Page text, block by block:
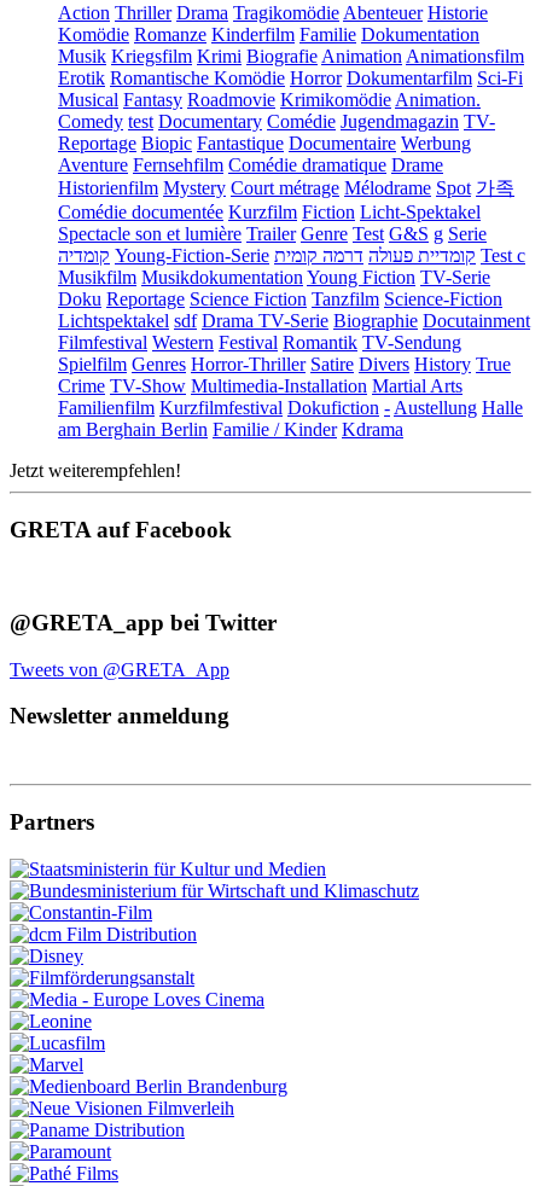
Action Thriller Drama Tragikomödie Abenteuer Historie
Komödie Romanze Kinderfilm Familie Dokumentation
Musik Kriegsfilm Krimi Biografie Animation Animationsfilm
Erotik Romantische Komödie Horror Dokumentarfilm Sci-Fi
Musical Fantasy Roadmovie Krimikomödie Animation.
Comedy test Documentary Comédie Jugendmagazin TV-
Reportage Biopic Fantastique Documentaire Werbung
Aventure Fernsehfilm Comédie dramatique Drame
Historienfilm Mystery Court métrage Mélodrame Spot 가족
Comédie documentée Kurzfilm Fiction Licht-Spektakel
Spectacle son et lumière Trailer Genre Test G&S g Serie
קומדיה Young-Fiction-Serie קומדיית פעולה דרמה קומית
Test c
Musikfilm Musikdokumentation Young Fiction TV-Serie
Doku Reportage Science Fiction Tanzfilm Science-Fiction
Lichtspektakel sdf Drama TV-Serie Biographie Docutainment
Filmfestival Western Festival Romantik TV-Sendung
Spielfilm Genres Horror-Thriller Satire Divers History True
Crime TV-Show Multimedia-Installation Martial Arts
Familienfilm Kurzfilmfestival Dokufiction - Austellung Halle
am Berghain Berlin Familie / Kinder Kdrama
Jetzt weiterempfehlen!
GRETA auf Facebook
@GRETA_app bei Twitter
Tweets von @GRETA_App
Newsletter anmeldung
Partners